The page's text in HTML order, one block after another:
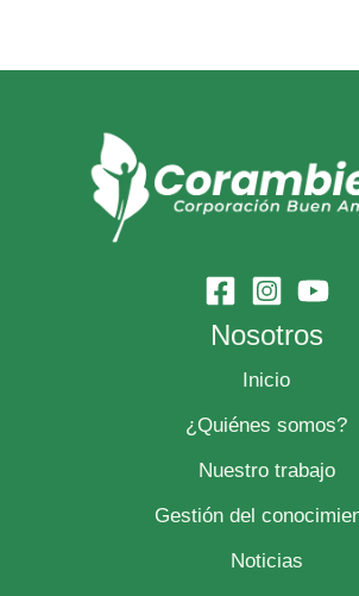
Nosotros
Inicio
¿Quiénes somos?
Nuestro trabajo
Gestión del
Noticias